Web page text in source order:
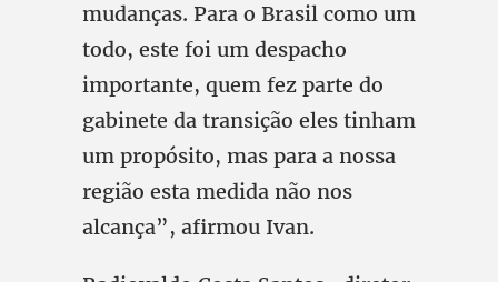
mudanças. Para o Brasil como um
todo, este foi um despacho
importante, quem fez parte do
gabinete da transição eles tinham
um propósito, mas para a nossa
região esta medida não nos
alcança”, afirmou Ivan.